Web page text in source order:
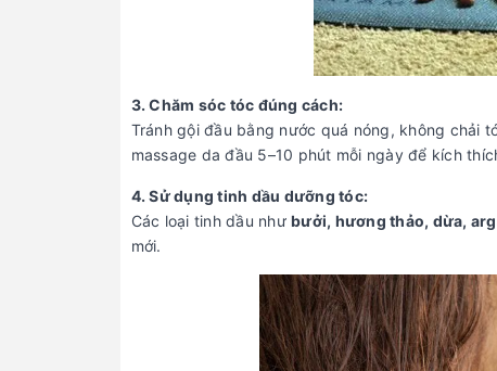
3. Chăm sóc tóc đúng cách:
Tránh gội đầu bằng nước quá nóng, không chải
massage da đầu 5–10 phút mỗi ngày để kích
4. Sử dụng tinh dầu dưỡng tóc:
Các loại tinh dầu như bưởi, hương thảo, dừa,
mới.